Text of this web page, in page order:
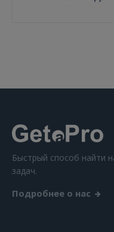
Быстрый способ найти
задач.
Подробнее о нас